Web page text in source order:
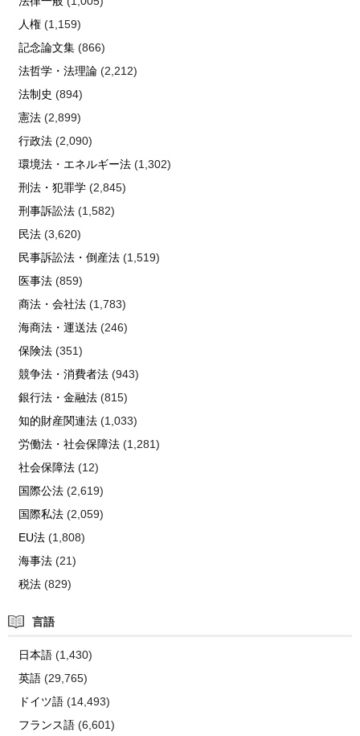
人権(1,159)
記念論文集(866)
法哲学・法理論(2,212)
法制史 (894)
憲法(2,899)
行政法(2,090)
環境法・エネルギー法(1,302)
刑法・犯罪学(2,845)
刑事訴訟法(1,582)
民法(3,620)
民事訴訟法・倒産法(1,519)
医事法(859)
商法・会社法(1,783)
海商法・運送法(246)
保険法(351)
競争法・消費者法(943)
銀行法・金融法(815)
知的財産関連法(1,033)
労働法・社会保障法(1,281)
社会保障法(12)
国際公法(2,619)
国際私法(2,059)
EU法(1,808)
海事法(21)
税法(829)
言語
日本語(1,430)
英語(29,765)
ドイツ語(14,493)
フランス語(6,601)